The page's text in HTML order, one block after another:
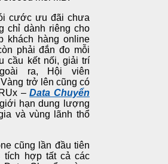
cước ưu đãi chưa
chỉ dành riêng cho
khách hàng online
phải đắn đo mỗi
cầu kết nối, giải trí
ra, Hội viên
trở lên cũng có
–Data Chuyển
hạn dung lượng
và vùng lãnh thổ
cũng lần đầu tiên
tích hợp tất cả các